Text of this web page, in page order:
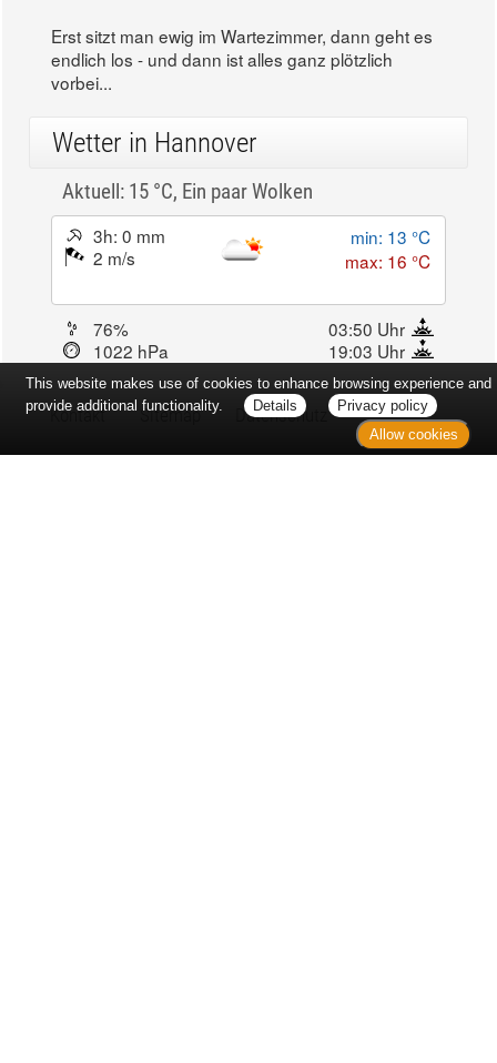
Erst sitzt man ewig im Wartezimmer, dann geht es
endlich los - und dann ist alles ganz plötzlich
vorbei...
Wetter in Hannover
Aktuell: 15 °C, Ein paar Wolken
3h: 0 mm
2 m/s
min: 13 °C
max: 16 °C
76%
03:50 Uhr
1022 hPa
19:03 Uhr
Kontakt Sitemap Datenschutz
This website makes use of cookies to enhance browsing experience and
provide additional functionality.
Details
Privacy policy
Allow cookies